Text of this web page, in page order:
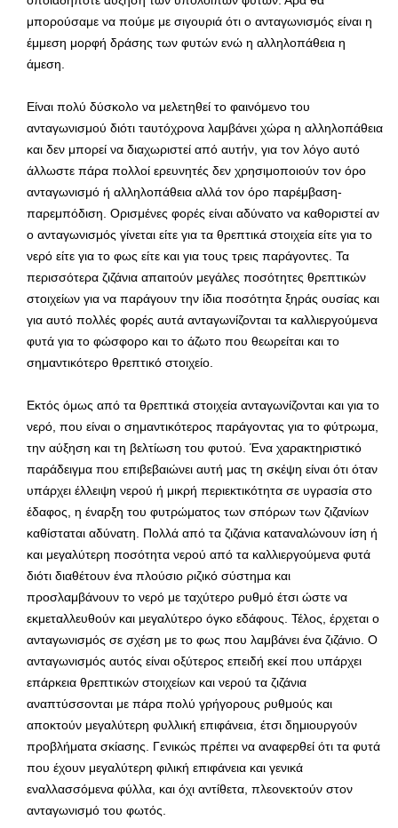
μπορούσαμε να πούμε με σιγουριά ότι ο ανταγωνισμός είναι η
έμμεση μορφή δράσης των φυτών ενώ η αλληλοπάθεια η
άμεση.
Είναι πολύ δύσκολο να μελετηθεί το φαινόμενο του
ανταγωνισμού διότι ταυτόχρονα λαμβάνει χώρα η αλληλοπάθεια
και δεν μπορεί να διαχωριστεί από αυτήν, για τον λόγο αυτό
άλλωστε πάρα πολλοί ερευνητές δεν χρησιμοποιούν τον όρο
ανταγωνισμό ή αλληλοπάθεια αλλά τον όρο παρέμβαση-
παρεμπόδιση. Ορισμένες φορές είναι αδύνατο να καθοριστεί αν
ο ανταγωνισμός γίνεται είτε για τα θρεπτικά στοιχεία είτε για το
νερό είτε για το φως είτε και για τους τρεις παράγοντες. Τα
περισσότερα ζιζάνια απαιτούν μεγάλες ποσότητες θρεπτικών
στοιχείων για να παράγουν την ίδια ποσότητα ξηράς ουσίας και
για αυτό πολλές φορές αυτά ανταγωνίζονται τα καλλιεργούμενα
φυτά για το φώσφορο και το άζωτο που θεωρείται και το
σημαντικότερο θρεπτικό στοιχείο.
Εκτός όμως από τα θρεπτικά στοιχεία ανταγωνίζονται και για το
νερό, που είναι ο σημαντικότερος παράγοντας για το φύτρωμα,
την αύξηση και τη βελτίωση του φυτού. Ένα χαρακτηριστικό
παράδειγμα που επιβεβαιώνει αυτή μας τη σκέψη είναι ότι όταν
υπάρχει έλλειψη νερού ή μικρή περιεκτικότητα σε υγρασία στο
έδαφος, η έναρξη του φυτρώματος των σπόρων των ζιζανίων
καθίσταται αδύνατη. Πολλά από τα ζιζάνια καταναλώνουν ίση ή
και μεγαλύτερη ποσότητα νερού από τα καλλιεργούμενα φυτά
διότι διαθέτουν ένα πλούσιο ριζικό σύστημα και
προσλαμβάνουν το νερό με ταχύτερο ρυθμό έτσι ώστε να
εκμεταλλευθούν και μεγαλύτερο όγκο εδάφους. Τέλος, έρχεται ο
ανταγωνισμός σε σχέση με το φως που λαμβάνει ένα ζιζάνιο. Ο
ανταγωνισμός αυτός είναι οξύτερος επειδή εκεί που υπάρχει
επάρκεια θρεπτικών στοιχείων και νερού τα ζιζάνια
αναπτύσσονται με πάρα πολύ γρήγορους ρυθμούς και
αποκτούν μεγαλύτερη φυλλική επιφάνεια, έτσι δημιουργούν
προβλήματα σκίασης. Γενικώς πρέπει να αναφερθεί ότι τα φυτά
που έχουν μεγαλύτερη φιλική επιφάνεια και γενικά
εναλλασσόμενα φύλλα, και όχι αντίθετα, πλεονεκτούν στον
ανταγωνισμό του φωτός.